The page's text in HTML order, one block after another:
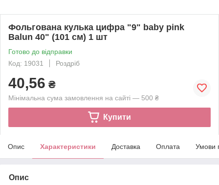
Фольгована кулька цифра "9" baby pink
Balun 40" (101 см) 1 шт
Готово до відправки
Код: 19031
Роздріб
40,56 ₴
Мінімальна сума замовлення на сайті — 500 ₴
Купити
Опис Характеристики Доставка Оплата Умови
Опис